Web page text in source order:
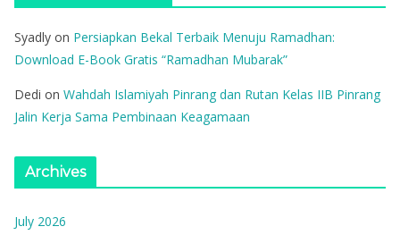
Syadly on Persiapkan Bekal Terbaik Menuju Ramadhan:
Download E-Book Gratis “Ramadhan Mubarak”
Dedi on Wahdah Islamiyah Pinrang dan Rutan Kelas IIB Pinrang
Jalin Kerja Sama Pembinaan Keagamaan
Archives
July 2026